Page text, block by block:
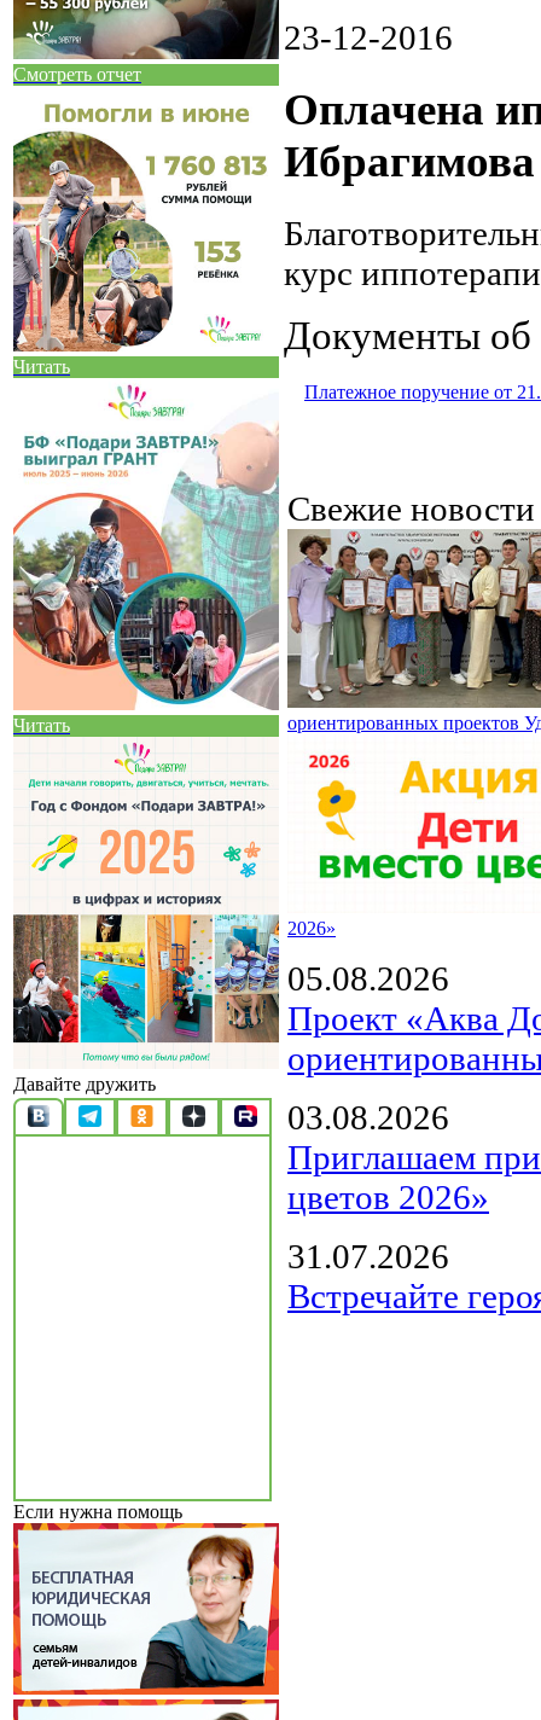
Смотреть отчет
Читать
Читать
Давайте дружить
Если нужна помощь
23-12-2016
Оплачена
Ибрагимова
курс
Документы об
Платежное поручение от
Свежие
ориентированных проектов
2026»
05.08.2026
Проект «Аква
03.08.2026
Приглашаем
цветов 2026»
31.07.2026
Встречайте